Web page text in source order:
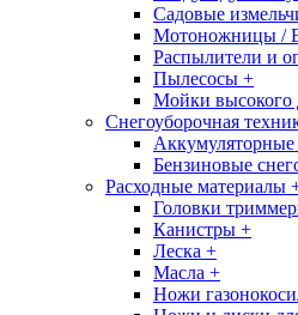
Садовые
Мотоножницы /
Распылители и
Пылесосы +
Мойки высокого
Снегоуборочная
Бензиновые
Расходные материалы
Головки
Канистры +
Леска +
Масла +
Ножи